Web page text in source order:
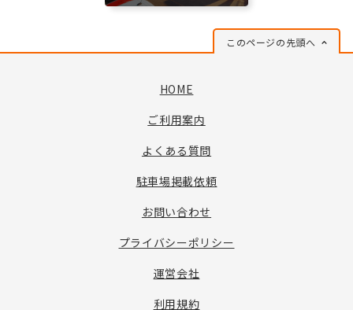
このページの先頭へ
HOME
ご利用案内
よくある質問
駐車場掲載依頼
お問い合わせ
プライバシーポリシー
運営会社
利用規約